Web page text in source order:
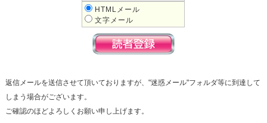
HTMLメール
文字メール
返信メールを送信させて頂いておりますが、"迷惑メール"フォルダ等に到達して
しまう場合がございます。
ご確認のほどよろしくお願い申し上げます。